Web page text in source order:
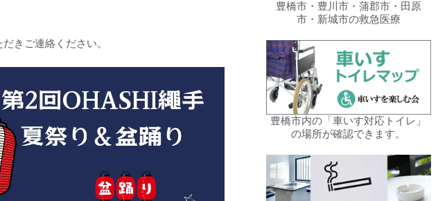
きご連絡ください。
豊橋市・豊川市・蒲郡市・田原
市・新城市の救急医療
豊橋市内の「車いす対応トイレ」
の場所が確認できます。